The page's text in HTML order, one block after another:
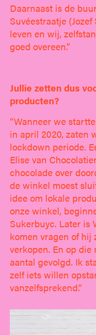
Daarnaast is de
Suvéestraatje
leven en wij,
goed overeen.”
Jullie zetten dus
producten?
“Wanneer we
in april 2020, zaten
lockdown periode.
Elise van
chocolade over
de winkel moest
idee om lokale
onze winkel,
Sukerbuyc. Later is
komen vragen of
verkopen. En op
aantal gevolgd. Ik
zelf iets willen
vanzelfsprekend.”